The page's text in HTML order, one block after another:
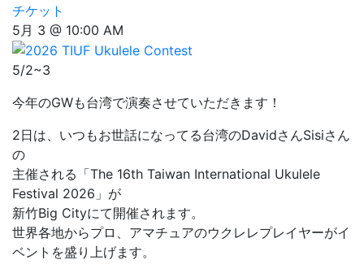
チケット
5月 3 @ 10:00 AM
5/2~3
今年のGWも台湾で演奏させていただきます！
2日は、いつもお世話になってる台湾のDavidさんSisiさん
の
主催される「The 16th Taiwan International Ukulele
Festival 2026」が
新竹Big Cityにて開催されます。
世界各地からプロ、アマチュアのウクレレプレイヤーがイ
ベントを盛り上げます。